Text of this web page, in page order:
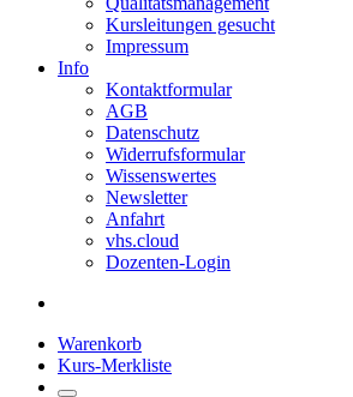
Kursleitungen gesucht
Impressum
Info
Kontaktformular
AGB
Datenschutz
Widerrufsformular
Wissenswertes
Newsletter
Anfahrt
vhs.cloud
Dozenten-Login
Warenkorb
Kurs-Merkliste